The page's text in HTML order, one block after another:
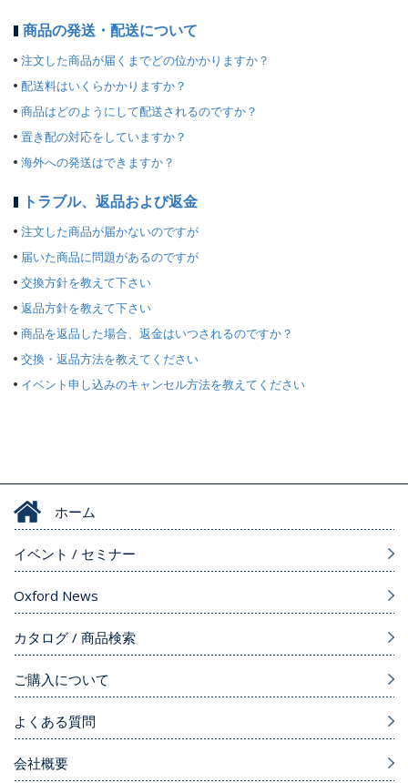
商品の発送・配送について
注文した商品が届くまでどの位かかりますか？
配送料はいくらかかりますか？
商品はどのようにして配送されるのですか？
置き配の対応をしていますか？
海外への発送はできますか？
トラブル、返品および返金
注文した商品が届かないのですが
届いた商品に問題があるのですが
交換方針を教えて下さい
返品方針を教えて下さい
商品を返品した場合、返金はいつされるのですか？
交換・返品方法を教えてください
イベント申し込みのキャンセル方法を教えてください
ホーム
イベント / セミナー
Oxford News
カタログ / 商品検索
ご購入について
よくある質問
会社概要